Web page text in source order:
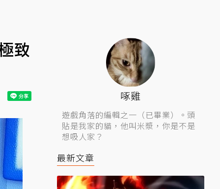
致
啄雞
遊戲角落的編輯之一（已畢業）。頭
貼是我家的貓，他叫米漿，你是不是
想吸人家？
最新文章